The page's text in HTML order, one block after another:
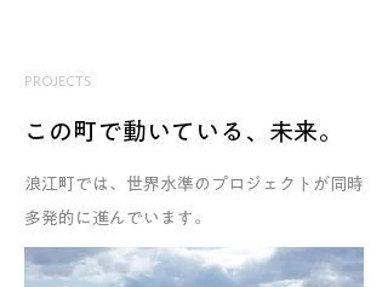
PROJECTS
この町で動いている、未来。
浪江町では、世界水準のプロジェクトが同時
多発的に進んでいます。